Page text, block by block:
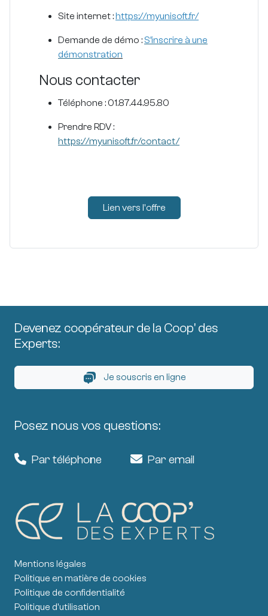
Site internet :https://myunisoft.fr/
Demande de démo : S’inscrire à une
démonstration
Nous contacter
Téléphone : 01.87.44.95.80
Prendre RDV :
https://myunisoft.fr/contact/
Lien vers l'offre
Devenez coopérateur de la Coop' des
Experts:
Je souscris en ligne
Posez nous vos questions:
Par téléphone Par email
Mentions légales
Politique en matière de cookies
Politique de confidentialité
Politique d'utilisation